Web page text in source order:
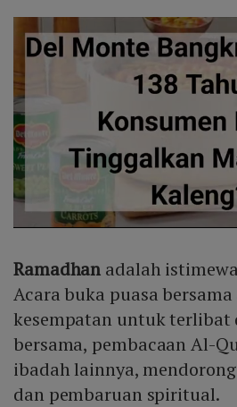
Ramadhan adalah
Acara buka puasa
kesempatan untuk terlibat
bersama, pembacaan Al-
ibadah lainnya,
dan pembaruan spiritual.